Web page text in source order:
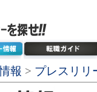
報 > プレスリリ